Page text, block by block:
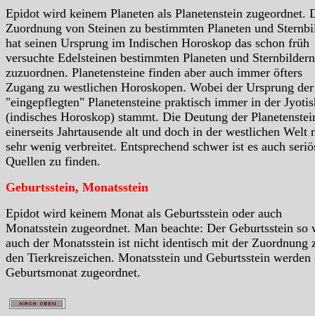
Epidot wird keinem Planeten als Planetenstein zugeordnet.
Zuordnung von Steinen zu bestimmten Planeten und
hat seinen Ursprung im Indischen Horoskop das schon früh
versuchte Edelsteinen bestimmten Planeten und Sternbildern
zuzuordnen. Planetensteine finden aber auch immer öfters
Zugang zu westlichen Horoskopen. Wobei der Ursprung der
"eingepflegten" Planetensteine praktisch immer in der
(indisches Horoskop) stammt. Die Deutung der
einerseits Jahrtausende alt und doch in der westlichen Welt
sehr wenig verbreitet. Entsprechend schwer ist es auch
Quellen zu finden.
Geburtsstein, Monatsstein
Epidot wird keinem Monat als Geburtsstein oder auch
Monatsstein zugeordnet. Man beachte: Der Geburtsstein so
auch der Monatsstein ist nicht identisch mit der Zuordnung
den Tierkreiszeichen. Monatsstein und Geburtsstein werden
Geburtsmonat zugeordnet.